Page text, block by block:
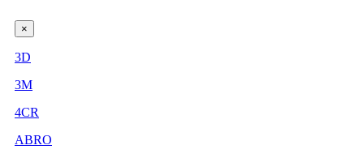
×
3D
3М
4CR
ABRO